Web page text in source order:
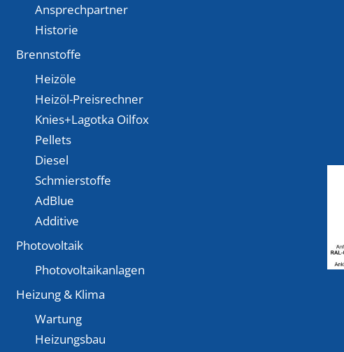
Ansprechpartner
Historie
Brennstoffe
Heizöle
Heizöl-Preisrechner
Knies+Lagotka Oilfox
Pellets
Diesel
Schmierstoffe
AdBlue
Additive
Photovoltaik
Photovoltaikanlagen
Heizung & Klima
Wartung
Heizungsbau